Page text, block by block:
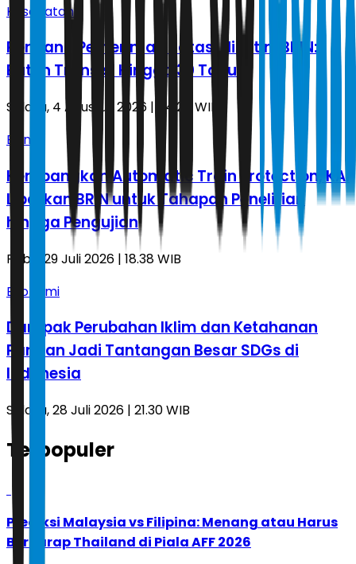
Kesehatan
Rencana Pemerintah Batasi Nikotin, BRIN:
Butuh Transisi Hingga 30 Tahun
Selasa, 4 Agustus 2026 | 04.25 WIB
Bisnis
Kembangkan Automatic Train Protection, KAI
Libatkan BRIN untuk Tahapan Penelitian
hingga Pengujian
Rabu, 29 Juli 2026 | 18.38 WIB
Ekonomi
Dampak Perubahan Iklim dan Ketahanan
Pangan Jadi Tantangan Besar SDGs di
Indonesia
Selasa, 28 Juli 2026 | 21.30 WIB
Terpopuler
Prediksi Malaysia vs Filipina: Menang atau Harus
Berharap Thailand di Piala AFF 2026